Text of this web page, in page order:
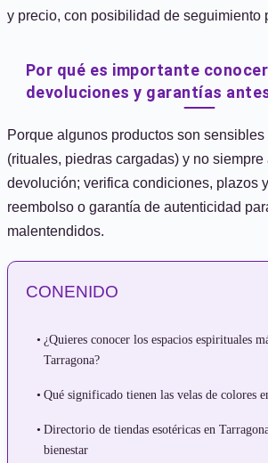
y precio, con posibilidad de seguimiento
Por qué es importante
devoluciones y garantías
Porque algunos productos son
(rituales, piedras cargadas) y no siempre
devolución; verifica condiciones, plazos
reembolso o garantía de autenticidad
malentendidos.
CONENIDO
¿Quieres conocer los espacios espirituales
Tarragona?
Qué significado tienen las velas de colores
Directorio de tiendas esotéricas en
bienestar